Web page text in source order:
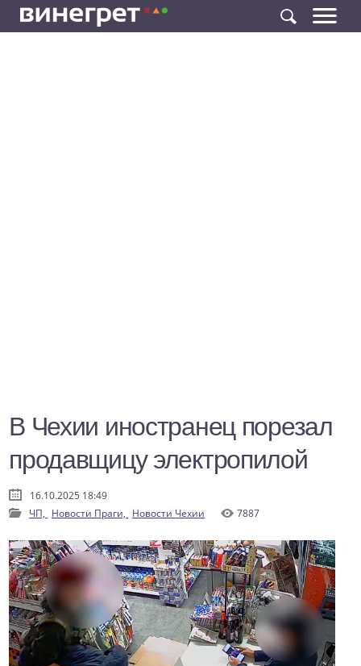
В Чехии иностранец порезал
продавщицу электропилой
16.10.2025 18:49
ЧП, Новости Праги, Новости Чехии 7887